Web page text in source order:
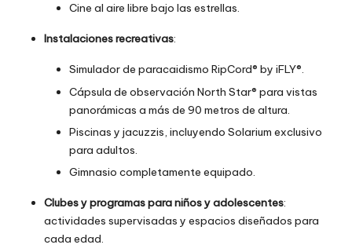
Cine al aire libre bajo las estrellas.
Instalaciones recreativas:
Simulador de paracaidismo RipCord® by iFLY®.
Cápsula de observación North Star® para vistas
panorámicas a más de 90 metros de altura.
Piscinas y jacuzzis, incluyendo Solarium exclusivo
para adultos.
Gimnasio completamente equipado.
Clubes y programas para niños y adolescentes:
actividades supervisadas y espacios diseñados para
cada edad.